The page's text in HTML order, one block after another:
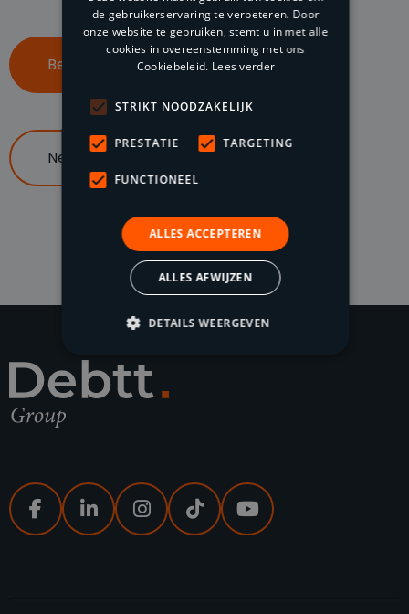
Bel ons op 085 047 96 70
Neem contact op
de gebruikerservaring te verbeteren. Door
onze website te gebruiken, stemt u in met alle
cookies in overeenstemming met ons
Cookiebeleid. Lees verder
STRIKT NOODZAKELIJK
PRESTATIE TARGETING
FUNCTIONEEL
ALLES ACCEPTEREN
ALLES AFWIJZEN
DETAILS WEERGEVEN